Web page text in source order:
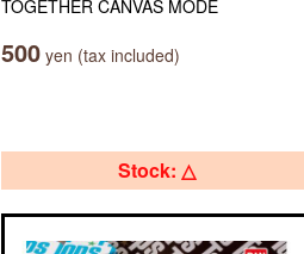
TOGETHER CANVAS MODE
500 yen (tax included)
Stock: △